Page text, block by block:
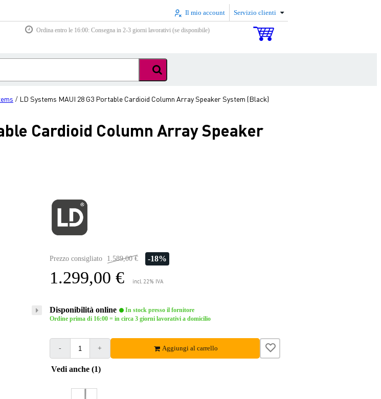
Il mio account Servizio clienti
Ordina entro le 16:00: Consegna in 2-3 giorni lavorativi (se disponibile)
/ LD Systems MAUI 28 G3 Portable Cardioid Column Array Speaker System (Black)
Cardioid Column Array Speaker
Prezzo consigliato 1.589,00 € -18%
1.299,00 € incl. 22% IVA
Disponibilità online
In stock presso il fornitore
Ordine prima di 16:00 = in circa 3 giorni lavorativi a domicilio
- + Aggiungi al carrello
Vedi anche (1)